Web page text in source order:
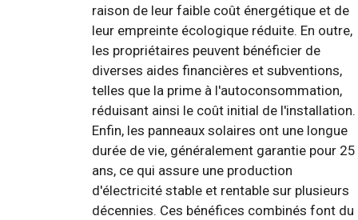
raison de leur faible coût énergétique et de
leur empreinte écologique réduite. En outre,
les propriétaires peuvent bénéficier de
diverses aides financières et subventions,
telles que la prime à l'autoconsommation,
réduisant ainsi le coût initial de l'installation.
Enfin, les panneaux solaires ont une longue
durée de vie, généralement garantie pour 25
ans, ce qui assure une production
d'électricité stable et rentable sur plusieurs
décennies. Ces bénéfices combinés font du